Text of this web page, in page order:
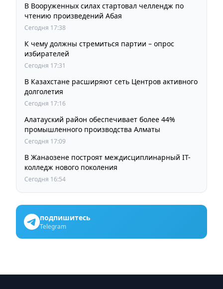
В Вооруженных силах стартовал челлендж по
чтению произведений Абая
Сегодня 17:38
К чему должны стремиться партии – опрос
избирателей
Сегодня 17:31
В Казахстане расширяют сеть Центров активного
долголетия
Сегодня 17:16
Алатауский район обеспечивает более 44%
промышленного производства Алматы
Сегодня 17:09
В Жанаозене построят междисциплинарный IT-
колледж нового поколения
Сегодня 16:54
подпишитесь
Telegram